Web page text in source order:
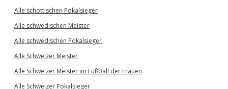
Alle schottischen Pokalsieger
Alle schwedischen Meister
Alle schwedischen Pokalsieger
Alle Schweizer Meister
Alle Schweizer Meister im Fußball der Frauen
Alle Schweizer Pokalsieger